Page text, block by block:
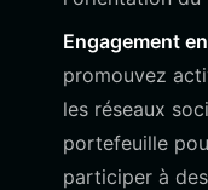
Engagement
promouvez
les réseaux
portefeuille
participer à